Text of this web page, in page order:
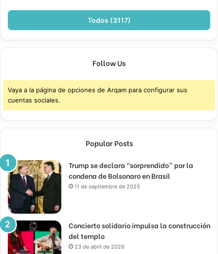
Todos (3117)
Follow Us
Vaya a la página de opciones de Arqam para configurar sus
cuentas sociales.
Popular Posts
Trump se declara “sorprendido” por la
condena de Bolsonaro en Brasil
11 de septiembre de 2025
Concierto solidario impulsa la construcción
del templo
23 de abril de 2026